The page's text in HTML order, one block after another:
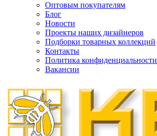
Оптовым покупателям
Блог
Новости
Проекты наших дизайнеров
Подборки товарных коллекций
Контакты
Политика конфиденциальности
Вакансии